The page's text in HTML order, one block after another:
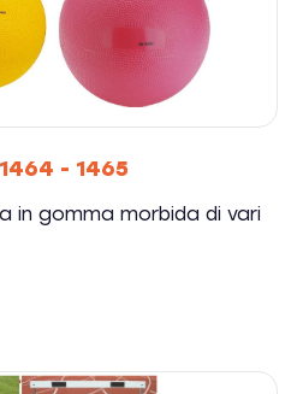
- 1465
in gomma morbida di vari